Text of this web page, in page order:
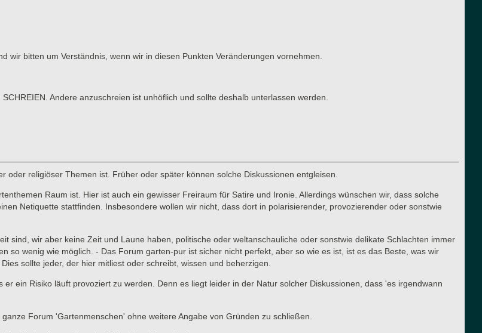
wir bitten um Verständnis, wenn wir in diesen Punkten Veränderungen vornehmen.
Andere anzuschreien ist unhöflich und sollte deshalb unterlassen werden.
religiöser Themen ist. Früher oder später können solche Diskussionen entgleisen.
Raum ist. Hier ist auch ein gewisser Freiraum für Satire und Ironie. Allerdings wünschen wir, dass solche
Netiquette stattfinden. Insbesondere wollen wir nicht, dass dort in polarisierender, provozierender oder sonstwie
sind, wir aber keine Zeit und Laune haben, politische oder weltanschauliche oder sonstwie delikate Schlachten immer
so wenig wie möglich. - Das Forum garten-pur ist sicher nicht perfekt, aber so wie es ist, ist es das Beste, was wir
sollte jeder, der hier mitliest oder schreibt, wissen und beherzigen.
ein Risiko läuft provoziert zu werden. Denn es liegt leider in der Natur solcher Diskussionen, dass 'es irgendwann
Forum 'Gartenmenschen' ohne weitere Angabe von Gründen zu schließen.